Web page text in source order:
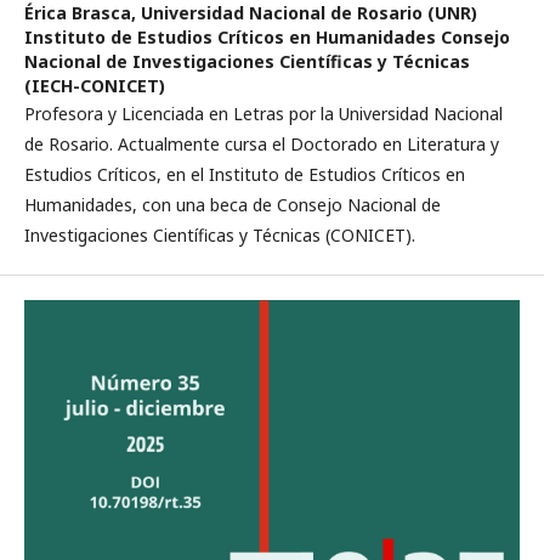
Érica Brasca, Universidad Nacional de Rosario (UNR)
Instituto de Estudios Críticos en Humanidades Consejo
Nacional de Investigaciones Científicas y Técnicas
(IECH-CONICET)
Profesora y Licenciada en Letras por la Universidad Nacional
de Rosario. Actualmente cursa el Doctorado en Literatura y
Estudios Críticos, en el Instituto de Estudios Críticos en
Humanidades, con una beca de Consejo Nacional de
Investigaciones Científicas y Técnicas (CONICET).